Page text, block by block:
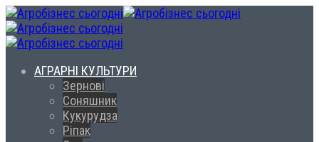
АГРАРНІ КУЛЬТУРИ
Зернові
Соняшник
Кукурудза
Ріпак